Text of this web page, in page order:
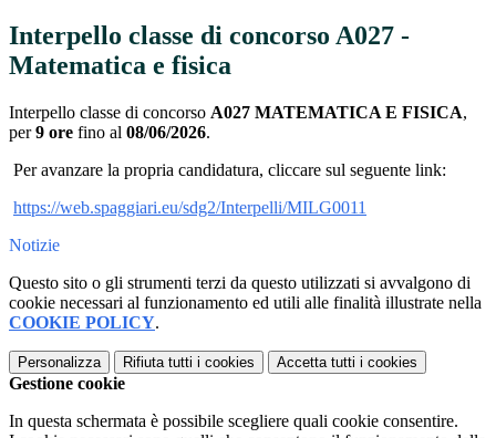
Interpello classe di concorso A027 -
Matematica e fisica
Interpello classe di concorso A027 MATEMATICA E FISICA,
per9 ore fino al 08/06/2026.
Per avanzare la propria candidatura, cliccare sul seguente link:
https://web.spaggiari.eu/sdg2/Interpelli/MILG0011
Notizie
Questo sito o gli strumenti terzi da questo utilizzati si avvalgono di
cookie necessari al funzionamento ed utili alle finalità illustrate nella
COOKIE POLICY.
Personalizza Rifiuta tutti i cookies Accetta tutti i cookies
Gestione cookie
In questa schermata è possibile scegliere quali cookie consentire.